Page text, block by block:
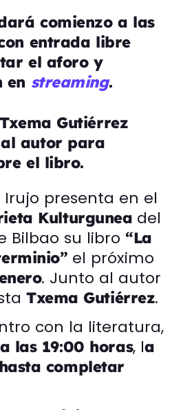
comienzo a las
entrada libre
el aforo y
en streaming.
Gutiérrez
autor para
el libro.
Irujo presenta en el
Kulturgunea del
Bilbao su libro “La
el próximo
. Junto al autor
Txema Gutiérrez.
con la literatura,
a las 19:00 horas, la
completar